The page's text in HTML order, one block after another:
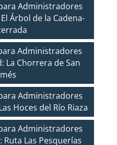
Administradores
Árbol de la Cadena-
Administradores
La Chorrera de San
Administradores
Hoces del Río Riaza
Administradores
Ruta Las Pesquerías